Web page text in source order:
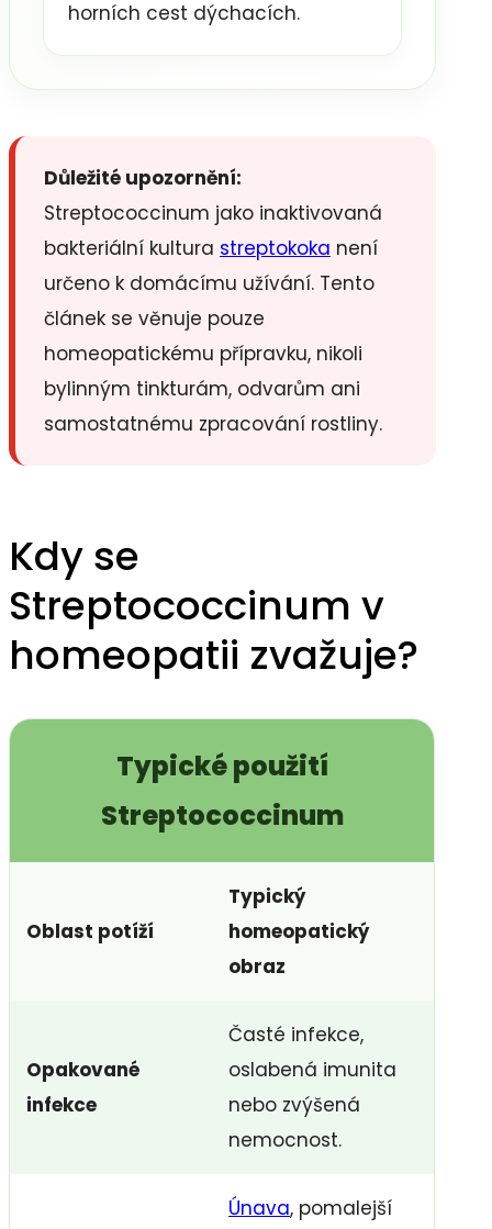
horních cest dýchacích.
Důležité upozornění:
Streptococcinum jako inaktivovaná
bakteriální kultura streptokoka není
určeno k domácímu užívání. Tento
článek se věnuje pouze
homeopatickému přípravku, nikoli
bylinným tinkturám, odvarům ani
samostatnému zpracování rostliny.
Kdy se
Streptococcinum v
homeopatii zvažuje?
Typické použití
Streptococcinum
Oblast potíží
Typický
homeopatický
obraz
Opakované
infekce
Časté infekce,
oslabená imunita
nebo zvýšená
nemocnost.
Únava, pomalejší